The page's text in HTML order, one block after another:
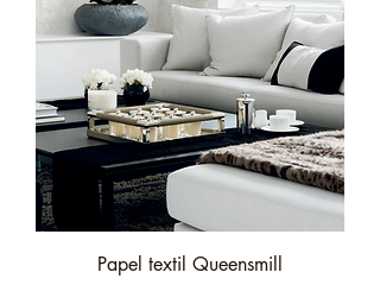
Papel textil Queensmill